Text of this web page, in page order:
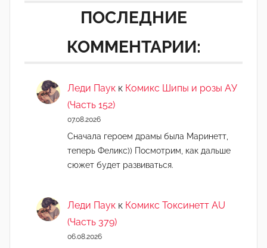
ПОСЛЕДНИЕ
КОММЕНТАРИИ:
Леди Паук к Комикс Шипы и розы АУ
(Часть 152)
07.08.2026
Сначала героем драмы была Маринетт,
теперь Феликс)) Посмотрим, как дальше
сюжет будет развиваться.
Леди Паук к Комикс Токсинетт AU
(Часть 379)
06.08.2026